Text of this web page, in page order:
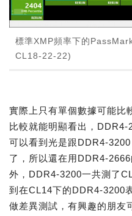
標準XMP頻率下的
CL18-22-22)
實際上只有單個數據可能比
比較就能明顯看出，DDR4-
可以看到光是跟DDR4-
了，所以還在用DDR4-
外，DDR4-3200一共測了
到在CL14下的DDR4-3200
做差異測試，有興趣的朋友